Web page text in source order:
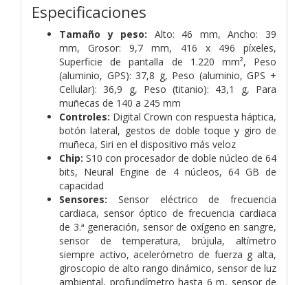
Especificaciones
Tamaño y peso: Alto: 46 mm, Ancho: 39
mm, Grosor: 9,7 mm, 416 x 496 píxeles,
Superficie de pantalla de 1.220 mm², Peso
(aluminio, GPS): 37,8 g, Peso (aluminio, GPS +
Cellular): 36,9 g, Peso (titanio): 43,1 g, Para
muñecas de 140 a 245 mm
Controles: Digital Crown con respuesta háptica,
botón lateral, gestos de doble toque y giro de
muñeca, Siri en el dispositivo más veloz
Chip: S10 con procesador de doble núcleo de 64
bits, Neural Engine de 4 núcleos, 64 GB de
capacidad
Sensores: Sensor eléctrico de frecuencia
cardiaca, sensor óptico de frecuencia cardiaca
de 3.ª generación, sensor de oxígeno en sangre,
sensor de temperatura, brújula, altímetro
siempre activo, acelerómetro de fuerza g alta,
giroscopio de alto rango dinámico, sensor de luz
ambiental, profundímetro hasta 6 m, sensor de